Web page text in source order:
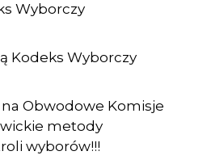
Wyborczy
Kodeks Wyborczy
Obwodowe Komisje
metody
wyborów!!!